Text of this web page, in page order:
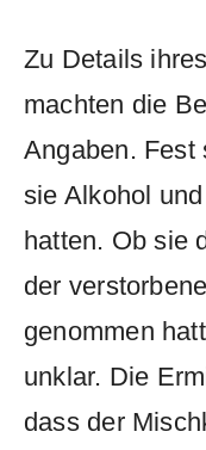
Zu Details
machten die
Angaben. Fest
sie Alkohol
hatten. Ob sie
der
genommen
unklar. Die
dass der